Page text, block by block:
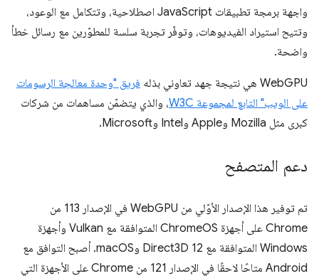
واجهة برمجة تطبيقات JavaScript اصطلاحية، وتتكامل مع الوعود،
وتتيح استيراد الفيديوهات، وتوفّر تجربة سلسة للمطوّرين مع رسائل خطأ
واضحة.
‫WebGPU هي نتيجة جهد تعاوني بذله
فريق "وحدة معالجة الرسومات
على الويب" التابع لمجموعة W3C
، والذي يتضمّن مساهمات من شركات
كبرى مثل Mozilla وApple وIntel وMicrosoft.
دعم المتصفح
تم توفير هذا الإصدار الأوّلي من WebGPU في الإصدار 113 من
Chrome على أجهزة ChromeOS المتوافقة مع Vulkan وأجهزة
Windows المتوافقة مع Direct3D 12 وmacOS. أصبح التوافق مع
Android متاحًا لاحقًا في الإصدار 121 من Chrome على الأجهزة التي